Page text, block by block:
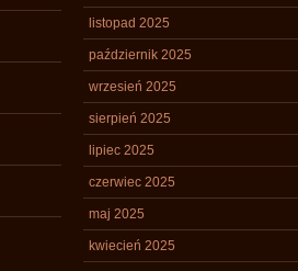
listopad 2025
październik 2025
wrzesień 2025
sierpień 2025
lipiec 2025
czerwiec 2025
maj 2025
kwiecień 2025